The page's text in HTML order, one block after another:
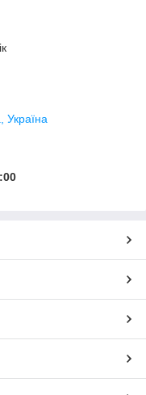
Україна